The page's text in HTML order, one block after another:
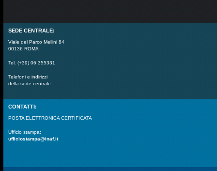
SEDE CENTRALE:
Viale del Parco Mellini 84
00136 ROMA
Tel. (+39) 06 355331
Telefoni e indirizzi
della sede centrale
CONTATTI:
POSTA ELETTRONICA CERTIFICATA
Ufficio stampa:
ufficiostampa@inaf.it